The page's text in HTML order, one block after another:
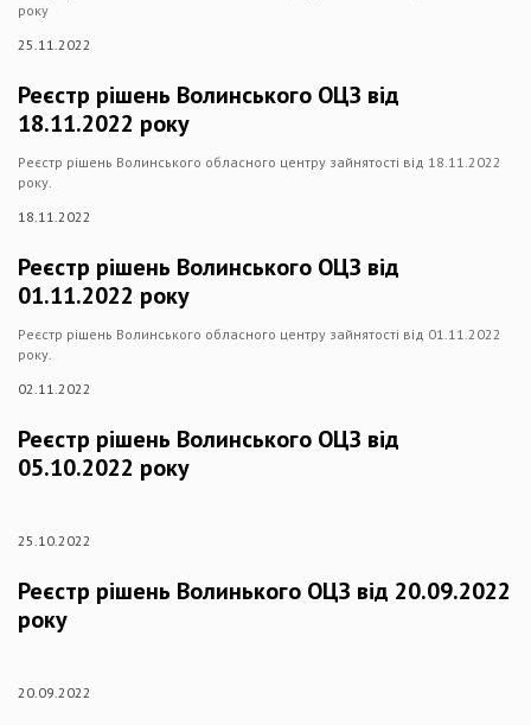
року
25.11.2022
Реєстр рішень Волинського ОЦЗ від
18.11.2022 року
Реєстр рішень Волинського обласного центру зайнятості від 18.11.2022
року.
18.11.2022
Реєстр рішень Волинського ОЦЗ від
01.11.2022 року
Реєстр рішень Волинського обласного центру зайнятості від 01.11.2022
року.
02.11.2022
Реєстр рішень Волинського ОЦЗ від
05.10.2022 року
25.10.2022
Реєстр рішень Волинького ОЦЗ від 20.09.2022
року
20.09.2022